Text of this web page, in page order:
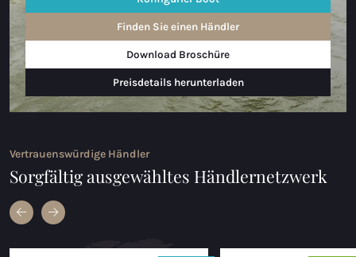
Finden Sie einen Händler
Download Broschüre
Preisdetails herunterladen
Vertrauenswürdige Händler
Sorgfältig ausgewähltes Händlernetzwerk